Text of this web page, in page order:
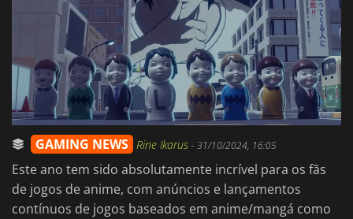
GAMING NEWS Rine Ikarus -31/10/2024, 16:05
Este ano tem sido absolutamente incrível para os fãs
de jogos de anime, com anúncios e lançamentos
contínuos de jogos baseados em anime/mangá como